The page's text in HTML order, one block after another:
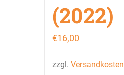
(2022)
€16,00
zzgl. Versandkosten